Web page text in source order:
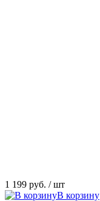
1 199 руб. / шт
В корзину